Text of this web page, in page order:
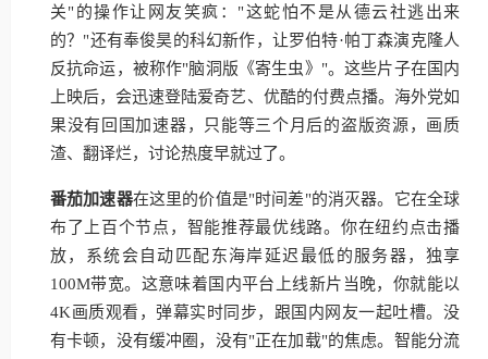
关"的操作让网友笑疯："这蛇怕不是从德云社逃出来
的？"还有奉俊昊的科幻新作，让罗伯特·帕丁森演克隆人
反抗命运，被称作"脑洞版《寄生虫》"。这些片子在国内
上映后，会迅速登陆爱奇艺、优酷的付费点播。海外党如
果没有回国加速器，只能等三个月后的盗版资源，画质
渣、翻译烂，讨论热度早就过了。
番茄加速器在这里的价值是"时间差"的消灭器。它在全球
布了上百个节点，智能推荐最优线路。你在纽约点击播
放，系统会自动匹配东海岸延迟最低的服务器，独享
100M带宽。这意味着国内平台上线新片当晚，你就能以
4K画质观看，弹幕实时同步，跟国内网友一起吐槽。没
有卡顿，没有缓冲圈，没有"正在加载"的焦虑。智能分流